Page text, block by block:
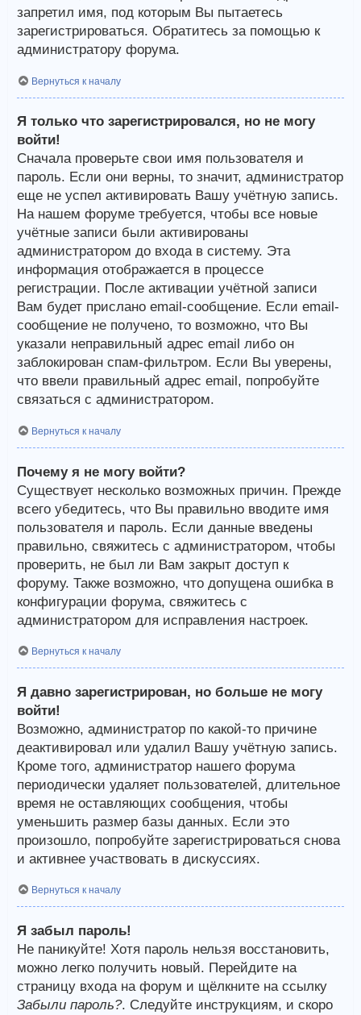
запретил имя, под которым Вы пытаетесь
зарегистрироваться. Обратитесь за помощью к
администратору форума.
Вернуться к началу
Я только что зарегистрировался, но не могу
войти!
Сначала проверьте свои имя пользователя и
пароль. Если они верны, то значит, администратор
еще не успел активировать Вашу учётную запись.
На нашем форуме требуется, чтобы все новые
учётные записи были активированы
администратором до входа в систему. Эта
информация отображается в процессе
регистрации. После активации учётной записи
Вам будет прислано email-сообщение. Если email-
сообщение не получено, то возможно, что Вы
указали неправильный адрес email либо он
заблокирован спам-фильтром. Если Вы уверены,
что ввели правильный адрес email, попробуйте
связаться с администратором.
Вернуться к началу
Почему я не могу войти?
Существует несколько возможных причин. Прежде
всего убедитесь, что Вы правильно вводите имя
пользователя и пароль. Если данные введены
правильно, свяжитесь с администратором, чтобы
проверить, не был ли Вам закрыт доступ к
форуму. Также возможно, что допущена ошибка в
конфигурации форума, свяжитесь с
администратором для исправления настроек.
Вернуться к началу
Я давно зарегистрирован, но больше не могу
войти!
Возможно, администратор по какой-то причине
деактивировал или удалил Вашу учётную запись.
Кроме того, администратор нашего форума
периодически удаляет пользователей, длительное
время не оставляющих сообщения, чтобы
уменьшить размер базы данных. Если это
произошло, попробуйте зарегистрироваться снова
и активнее участвовать в дискуссиях.
Вернуться к началу
Я забыл пароль!
Не паникуйте! Хотя пароль нельзя восстановить,
можно легко получить новый. Перейдите на
страницу входа на форум и щёлкните на ссылку
Забыли пароль?. Следуйте инструкциям, и скоро